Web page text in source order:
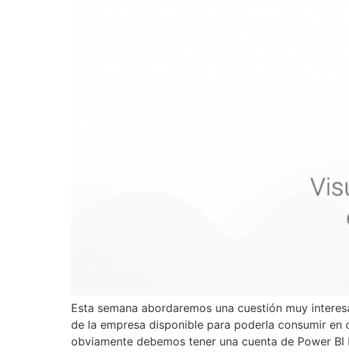
Esta semana abordaremos una cuestión muy
de la empresa disponible para poderla consumir
obviamente debemos tener una cuenta de Power